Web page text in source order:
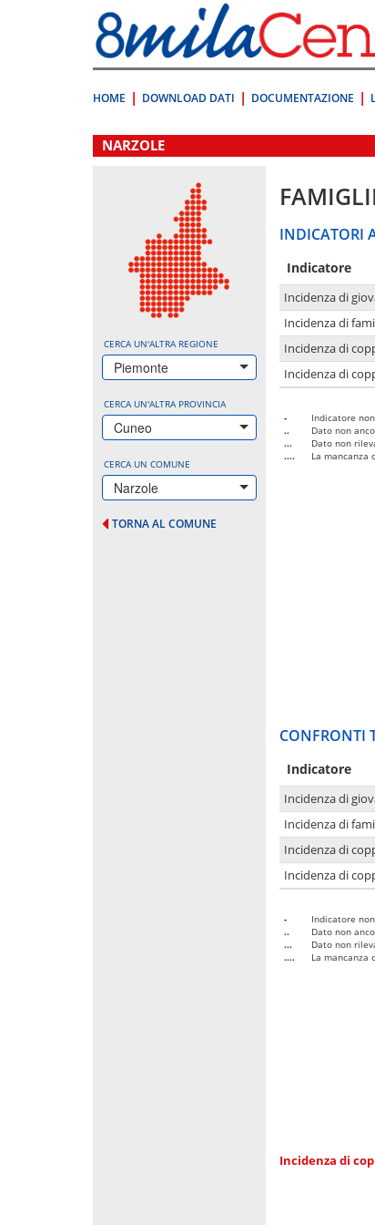
direttamente
a:
Contenuto
HOME DOWNLOAD DATI DOCUMENTAZIONE
.
NARZOLE
CERCA UN'ALTRA REGIONE
Piemonte
CERCA UN'ALTRA PROVINCIA
Cuneo
CERCA UN COMUNE
Narzole
TORNA AL COMUNE
INDICATORI
Indicatore
Incidenza di
Incidenza di
Incidenza di
Incidenza di
-
Indicatore
..
Dato non
...
Dato non
....
La mancanza
CONFRONTI
Indicatore
Incidenza di
Incidenza di
Incidenza di
Incidenza di
-
Indicatore
..
Dato non
...
Dato non
....
La mancanza
Incidenza di